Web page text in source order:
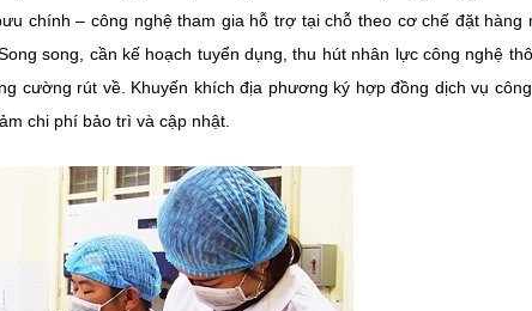
chính – công nghệ tham gia hỗ trợ tại chỗ theo cơ chế đặt hàng
song, cần kế hoạch tuyển dụng, thu hút nhân lực công nghệ
cường rút về. Khuyến khích địa phương ký hợp đồng dịch vụ
chi phí bảo trì và cập nhật.